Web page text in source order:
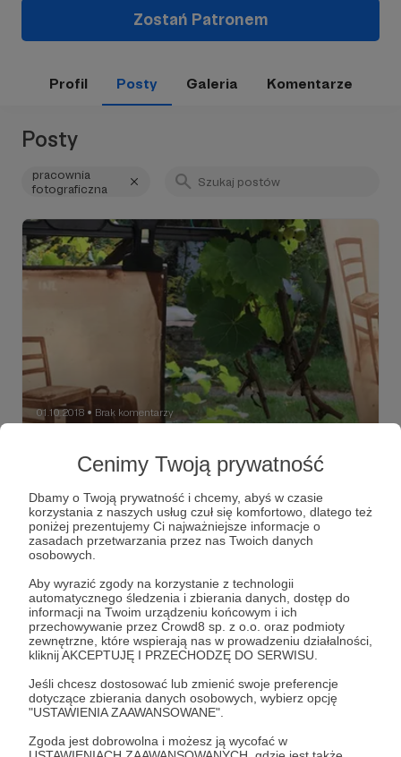
Cenimy Twoją prywatność
Dbamy o Twoją prywatność i chcemy, abyś w czasie
korzystania z naszych usług czuł się komfortowo, dlatego też
poniżej prezentujemy Ci najważniejsze informacje o
zasadach przetwarzania przez nas Twoich danych
osobowych.
Aby wyrazić zgody na korzystanie z technologii
automatycznego śledzenia i zbierania danych, dostęp do
informacji na Twoim urządzeniu końcowym i ich
przechowywanie przez Crowd8 sp. z o.o. oraz podmioty
zewnętrzne, które wspierają nas w prowadzeniu działalności,
kliknij AKCEPTUJĘ I PRZECHODZĘ DO SERWISU.
Jeśli chcesz dostosować lub zmienić swoje preferencje
dotyczące zbierania danych osobowych, wybierz opcję
"USTAWIENIA ZAAWANSOWANE".
Zgoda jest dobrowolna i możesz ją wycofać w
Zostań Patronem
Profil Posty Galeria Komentarze
Posty
pracownia
fotograficzna
01.10.2018 ● Brak komentarzy
Nowa pracownia i warsztaty
fotograficzne
Tego lata, dzięki między innymi Waszemu wsparciu udało
mi się wyremontować i wyposażyć nową pracownię
fotograficzną :) Zobaczcie sami!
poradnik fotograficzny
fotografia +3